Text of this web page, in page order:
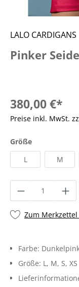
LALO CARDIGANS
Pinker
380,00 €*
Preise inkl. MwSt.
Größe
L
M
Zum
Farbe:
Größe: L, M, S, XS